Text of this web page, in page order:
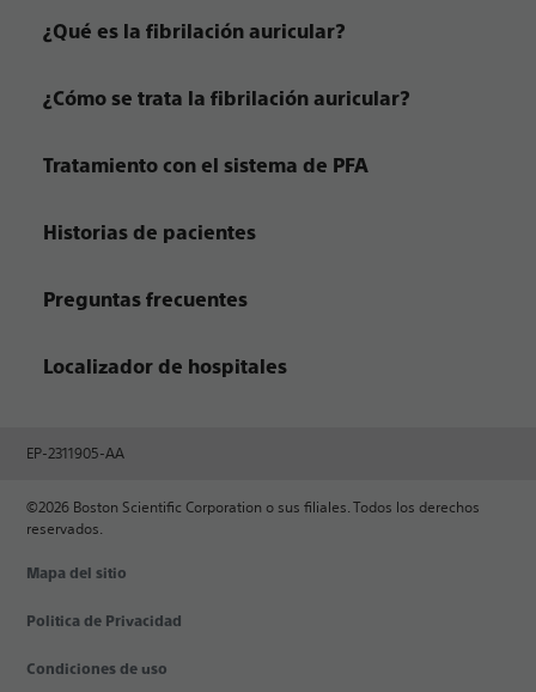
¿Qué es la fibrilación auricular?
¿Cómo se trata la fibrilación auricular?
Tratamiento con el sistema de PFA
Historias de pacientes
Preguntas frecuentes
Localizador de hospitales
EP-2311905-AA
©2026 Boston Scientific Corporation o sus filiales. Todos los derechos
reservados.
Mapa del sitio
Politica de Privacidad
Condiciones de uso